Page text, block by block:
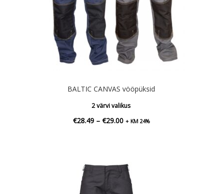
BALTIC CANVAS vööpüksid
2 värvi valikus
€28.49 – €29.00Hinnavahemik:
€29.00
+ KM 24%